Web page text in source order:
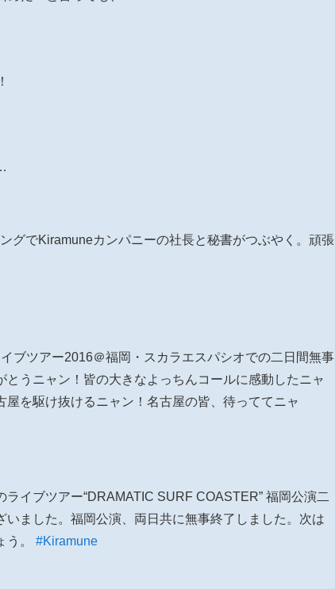
グでKiramuneカンパニーの社長と秘書がつぶやく。頑張
ブツアー2016＠福岡・スカラエスパシオでの二日間無事
うニャン！皆の大きなよっちんコールに感動したニャ
屋を駆け抜けるニャン！名古屋の皆、待っててニャ
ライブツアー“DRAMATIC SURF COASTER” 福岡公演二
いました。福岡公演、両日共に無事終了しました。次は
う。 #Kiramune